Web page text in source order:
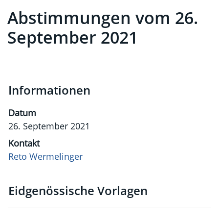
Abstimmungen vom 26.
September 2021
Informationen
Datum
26. September 2021
Kontakt
Reto Wermelinger
Eidgenössische Vorlagen
Zugehörige Objekte